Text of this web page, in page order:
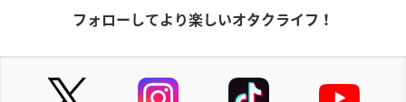
フォローしてより楽しいオタクライフ！